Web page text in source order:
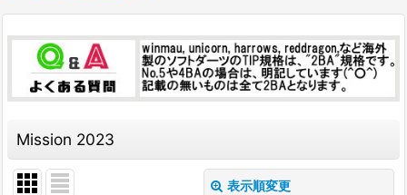
Mission 2023
表示順変更